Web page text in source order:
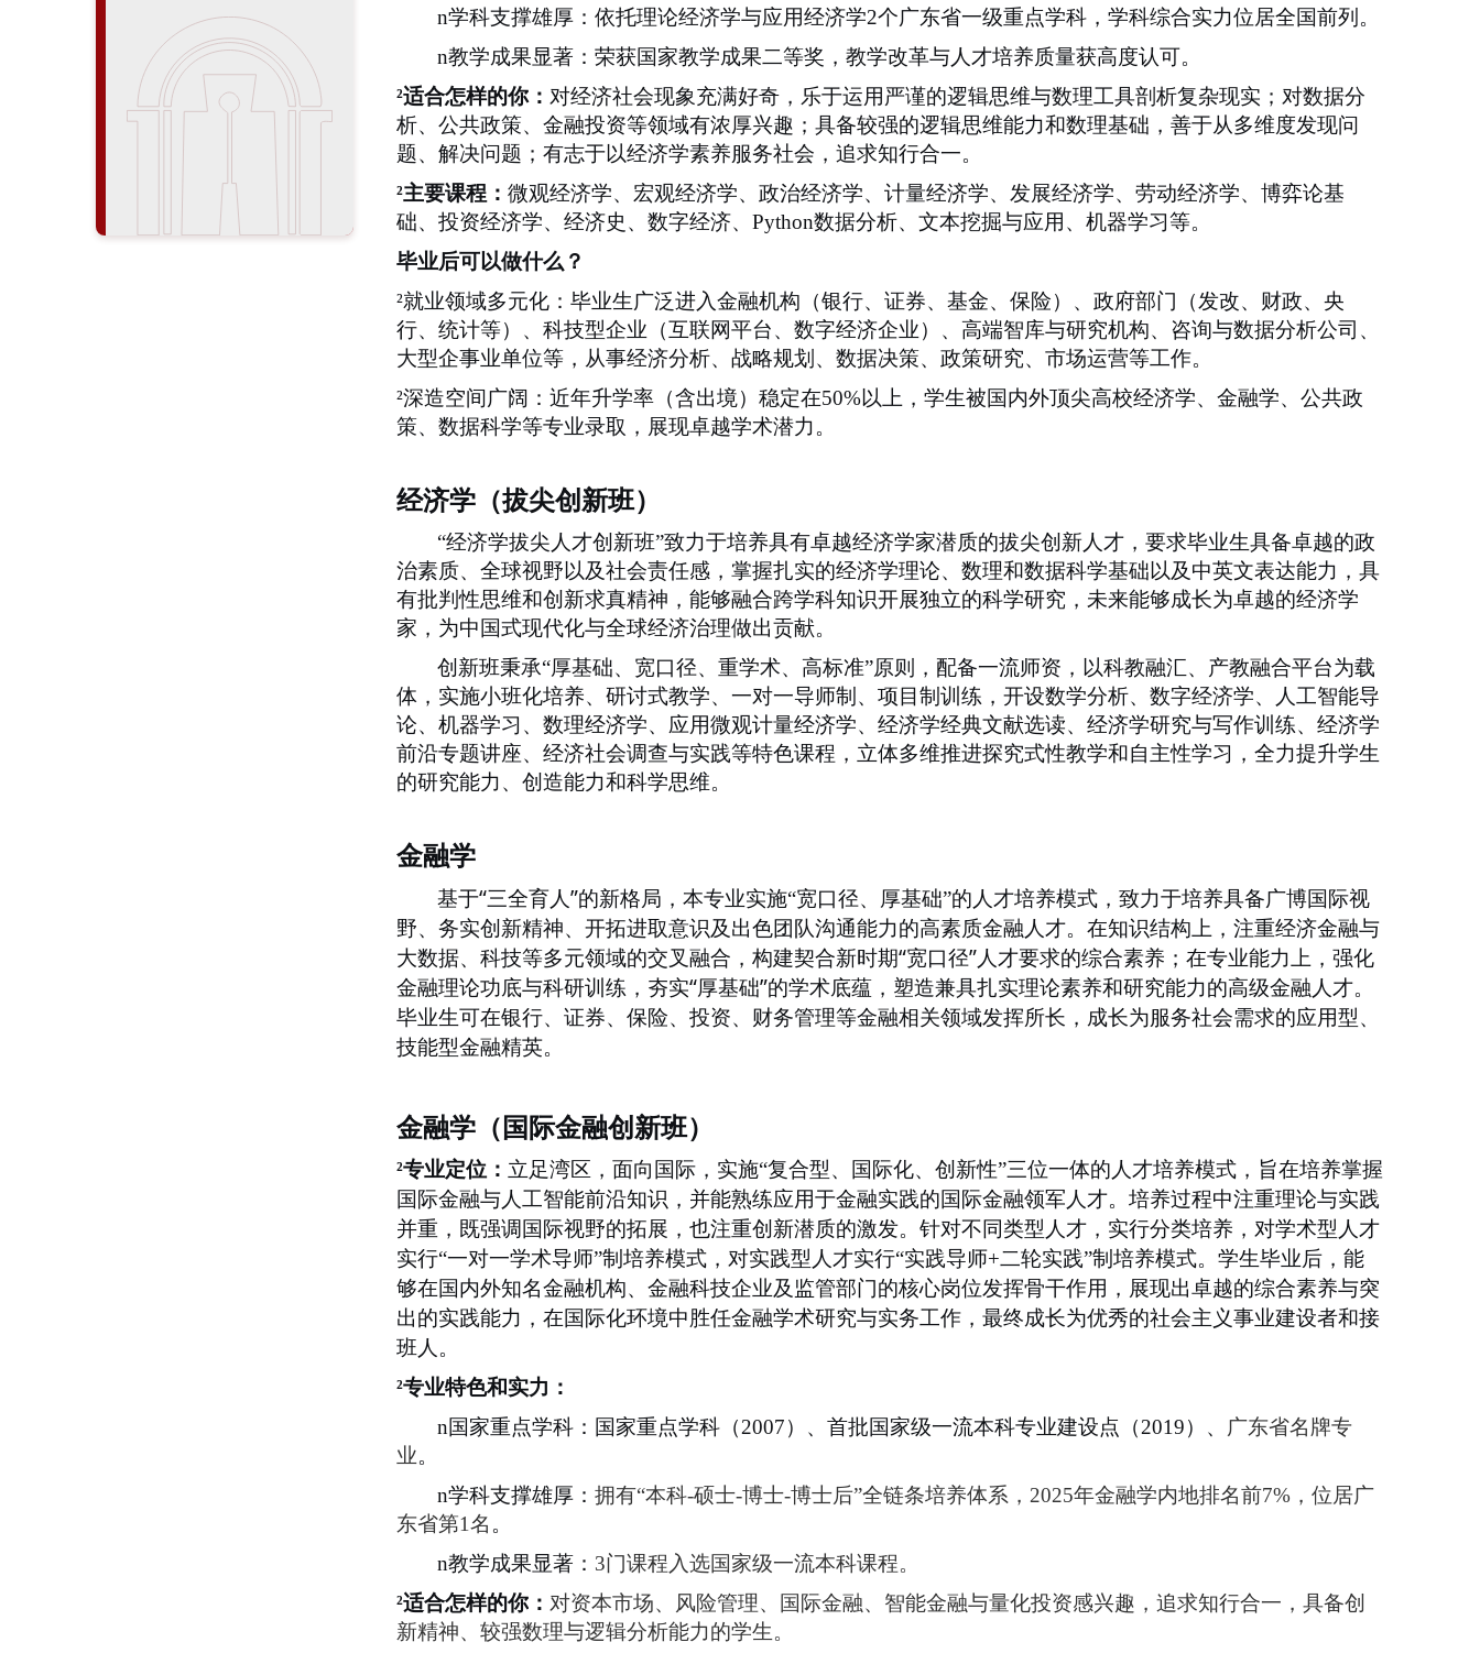
n学科支撑雄厚：依托理论经济学与应用经济学2个广东省一级重点学科，学科综合实力位居全国前列。
n教学成果显著：荣获国家教学成果二等奖，教学改革与人才培养质量获高度认可。
²适合怎样的你： 对经济社会现象充满好奇，乐于运用严谨的逻辑思维与数理工具剖析复杂现实；对数据分
析、公共政策、金融投资等领域有浓厚兴趣；具备较强的逻辑思维能力和数理基础，善于从多维度发现问
题、解决问题；有志于以经济学素养服务社会，追求知行合一。
²主要课程： 微观经济学、宏观经济学、政治经济学、计量经济学、发展经济学、劳动经济学、博弈论基
础、投资经济学、经济史、数字经济、 Python数据分析、文本挖掘与应用、机器学习等。
毕业后可以做什么？
²就业领域多元化：毕业生广泛进入金融机构（银行、证券、基金、保险）、政府部门（发改、财政、央
行、统计等）、科技型企业（互联网平台、数字经济企业）、高端智库与研究机构、咨询与数据分析公司、
大型企事业单位等，从事经济分析、战略规划、数据决策、政策研究、市场运营等工作。
²深造空间广阔：近年升学率（含出境）稳定在50%以上，学生被国内外顶尖高校经济学、金融学、公共政
策、数据科学等专业录取，展现卓越学术潜力。
经济学（拔尖创新班）
“经济学拔尖人才创新班”致力于培养具有卓越经济学家潜质的拔尖创新人才，要求毕业生具备卓越的政
治素质、全球视野以及社会责任感，掌握扎实的经济学理论、数理和数据科学基础以及中英文表达能力，具
有批判性思维和创新求真精神，能够融合跨学科知识开展独立的科学研究，未来能够成长为卓越的经济学
家，为中国式现代化与全球经济治理做出贡献。
创新班秉承“厚基础、宽口径、重学术、高标准”原则，配备一流师资，以科教融汇、产教融合平台为载
体，实施小班化培养、研讨式教学、一对一导师制、项目制训练，开设数学分析、数字经济学、人工智能导
论、机器学习、数理经济学、应用微观计量经济学、经济学经典文献选读、经济学研究与写作训练、经济学
前沿专题讲座、经济社会调查与实践等特色课程，立体多维推进探究式性教学和自主性学习，全力提升学生
的研究能力、创造能力和科学思维。
金融学
基于“三全育人”的新格局，本专业实施“宽口径、厚基础”的人才培养模式，致力于培养具备广博国际视
野、务实创新精神、开拓进取意识及出色团队沟通能力的高素质金融人才。在知识结构上，注重经济金融与
大数据、科技等多元领域的交叉融合，构建契合新时期“宽口径”人才要求的综合素养；在专业能力上，强化
金融理论功底与科研训练，夯实“厚基础”的学术底蕴，塑造兼具扎实理论素养和研究能力的高级金融人才。
毕业生可在银行、证券、保险、投资、财务管理等金融相关领域发挥所长，成长为服务社会需求的应用型、
技能型金融精英。
金融学（国际金融创新班）
²专业定位： 立足湾区，面向国际，实施“复合型、国际化、创新性”三位一体的人才培养模式， 旨在培养掌握
国际金融与人工智能前沿知识 ，并能熟练应用于金融实践的国际金融领军人才。 培养过程中注重理论与实践
并重，既强调国际视野的拓展，也注重创新潜质的激发。针对不同类型人才， 实行分类培养，对学术型人才
实行“一对一学术导师”制培养模式，对实践型人才实行“实践导师+二轮实践”制培养模式。 学生毕业后，能
够在国内外知名金融机构、金融科技企业及监管部门的核心岗位发挥骨干作用，展现出卓越的综合素养与突
出的实践能力，在国际化环境中胜任金融学术研究与实务工作，最终成长为优秀的社会主义事业建设者和接
班人。
²专业特色和实力：
n国家重点学科：国家重点学科（2007）、首批国家级一流本科专业建设点（2019）、 广东省名牌专
业。
n学科支撑雄厚： 拥有“本科-硕士-博士-博士后”全链条培养体系， 2025年金融学内地排名前7% ，位居广
东省第1名 。
n教学成果显著： 3门课程入选国家级一流本科课程。
²适合怎样的你 ： 对资本市场、风险管理、国际金融、智能金融与量化投资感兴趣，追求知行合一 ， 具备创
新精神、较强数理与逻辑分析能力的学生。